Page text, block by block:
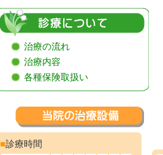
治療の流れ
治療内容
各種保険取扱い
■診療時間